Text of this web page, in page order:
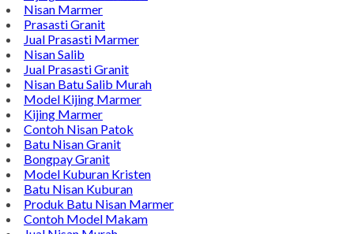
Nisan Marmer
Prasasti Granit
Jual Prasasti Marmer
Nisan Salib
Jual Prasasti Granit
Nisan Batu Salib Murah
Model Kijing Marmer
Kijing Marmer
Contoh Nisan Patok
Batu Nisan Granit
Bongpay Granit
Model Kuburan Kristen
Batu Nisan Kuburan
Produk Batu Nisan Marmer
Contoh Model Makam